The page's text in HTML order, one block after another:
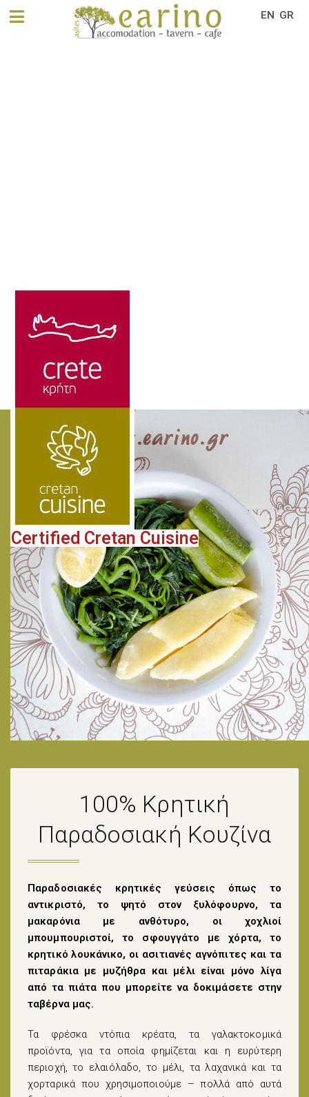
EN GR
Certified Cretan Cuisine
100% Κρητική
Παραδοσιακή Κουζίνα
Παραδοσιακές κρητικές γεύσεις όπως το
αντικριστό, το ψητό στον ξυλόφουρνο, τα
μακαρόνια με ανθότυρο, οι χοχλιοί
μπουμπουριστοί, το σφουγγάτο με χόρτα, το
κρητικό λουκάνικο, οι ασιτιανές αγνόπιτες και τα
πιταράκια με μυζήθρα και μέλι είναι μόνο λίγα
από τα πιάτα που μπορείτε να δοκιμάσετε στην
ταβέρνα μας.
Τα φρέσκα ντόπια κρέατα, τα γαλακτοκομικά
προϊόντα, για τα οποία φημίζεται και η ευρύτερη
περιοχή, το ελαιόλαδο, το μέλι, τα λαχανικά και τα
χορταρικά που χρησιμοποιούμε – πολλά από αυτά